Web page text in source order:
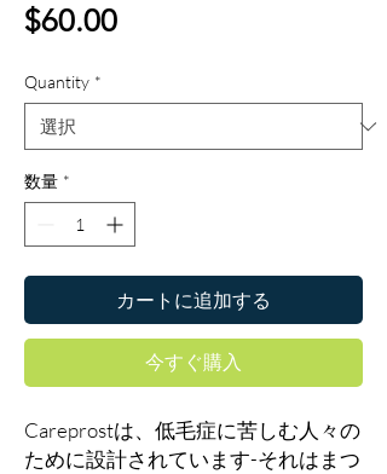
$60.00価
Quantity *
数量 *
カートに追加する
今すぐ購入
Careprostは、低毛症に苦しむ人々の
ために設計されています-それはまつ